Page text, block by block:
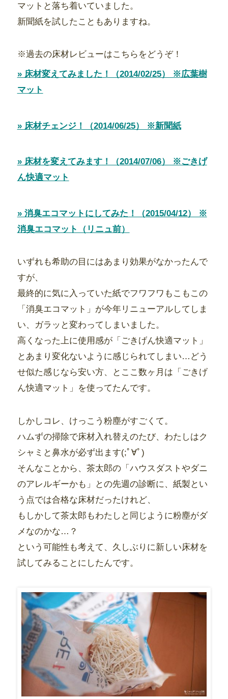
マットと落ち着いていました。
新聞紙を試したこともありますね。
※過去の床材レビューはこちらをどうぞ！
» 床材変えてみました！（2014/02/25） ※広葉樹
マット
» 床材チェンジ！（2014/06/25） ※新聞紙
» 床材を変えてみます！（2014/07/06） ※ごきげ
ん快適マット
» 消臭エコマットにしてみた！（2015/04/12） ※
消臭エコマット（リニュ前）
いずれも希助の目にはあまり効果がなかったんで
すが、
最終的に気に入っていた紙でフワフワもこもこの
「消臭エコマット」が今年リニューアルしてしま
い、ガラッと変わってしまいました。
高くなった上に使用感が「ごきげん快適マット」
とあまり変化ないように感じられてしまい…どう
せ似た感じなら安い方、とここ数ヶ月は「ごきげ
ん快適マット」を使ってたんです。
しかしコレ、けっこう粉塵がすごくて。
ハムずの掃除で床材入れ替えのたび、わたしはク
シャミと鼻水が必ず出ます(;ﾟ∀ﾟ)
そんなことから、茶太郎の「ハウスダストやダニ
のアレルギーかも」との先週の診断に、紙製とい
う点では合格な床材だったけれど、
もしかして茶太郎もわたしと同じように粉塵がダ
メなのかな…？
という可能性も考えて、久しぶりに新しい床材を
試してみることにしたんです。